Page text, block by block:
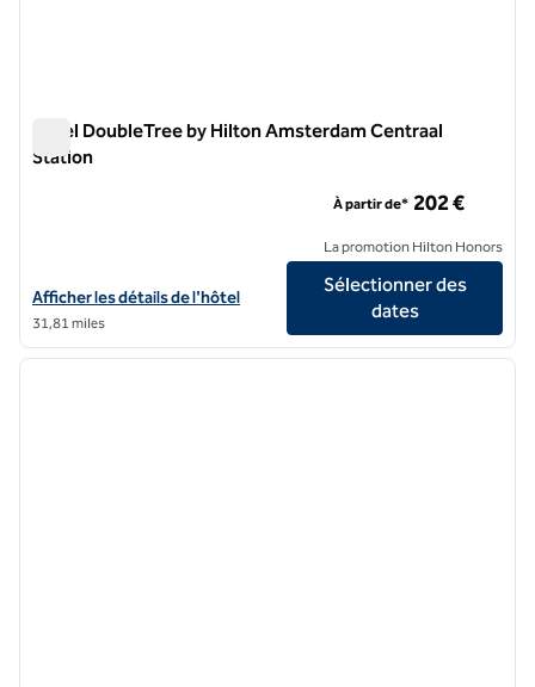
Hôtel DoubleTree by Hilton Amsterdam Centraal
Station
Afficher les détails de l'hôtel DoubleTree by Hilton Amsterdam
Afficher les détails de l'hôtel
31,81 miles
À partir de* 202 €
La promotion Hilton Honors
Sélectionner des
dates
1/12
1 sur 12